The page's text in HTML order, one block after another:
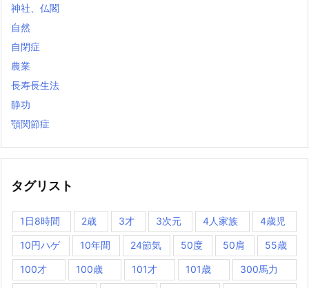
神社、仏閣
自然
自閉症
農業
長寿長生法
静功
顎関節症
タグリスト
1日8時間 2歳 3才 3次元 4人家族 4歳児
10円ハゲ 10年間 24節気 50度 50肩 55歳
100才 100歳 101才 101歳 300馬力